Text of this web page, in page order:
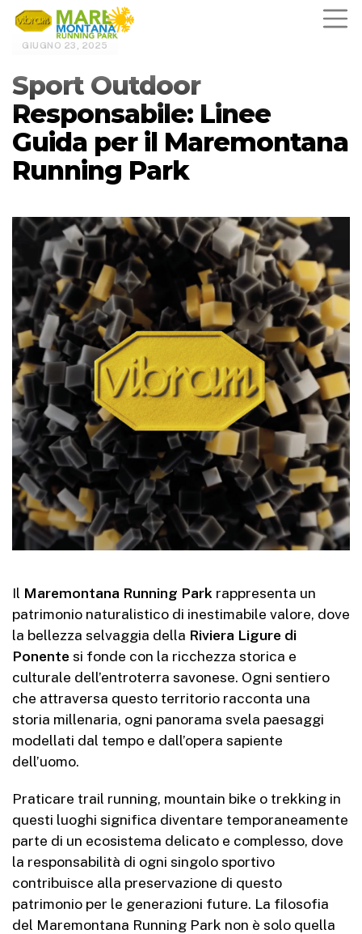
NOTIZIE
GIUGNO 23, 2025
Sport Outdoor
Responsabile: Linee
Guida per il Maremontana
Running Park
Il Maremontana Running Park rappresenta un
patrimonio naturalistico di inestimabile valore, dove
la bellezza selvaggia della Riviera Ligure di
Ponentesi fonde con la ricchezza storica e
culturale dell’entroterra savonese. Ogni sentiero
che attraversa questo territorio racconta una
storia millenaria, ogni panorama svela paesaggi
modellati dal tempo e dall’opera sapiente
dell’uomo.
Praticare trail running, mountain bike o trekking in
questi luoghi significa diventare temporaneamente
parte di un ecosistema delicato e complesso, dove
la responsabilità di ogni singolo sportivo
contribuisce alla preservazione di questo
patrimonio per le generazioni future. La filosofia
del Maremontana Running Park non è solo quella